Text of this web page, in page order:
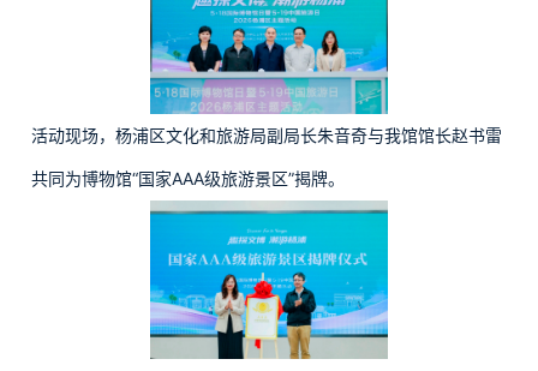
活动现场，杨浦区文化和旅游局副局长朱音奇与我馆馆长赵书雷
共同为博物馆“国家AAA级旅游景区”揭牌。